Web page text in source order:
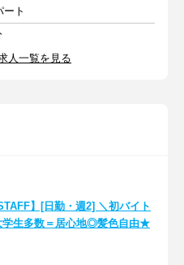
ート
人一覧を見る
】[日勤・週2] ＼初バイト
学生多数＝居心地◎髪色自由★